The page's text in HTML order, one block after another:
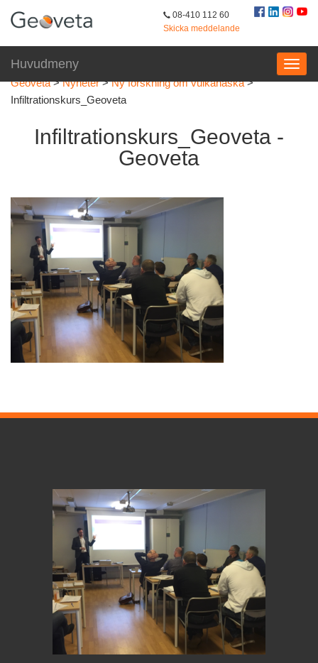
08-410 112 60
Skicka meddelande
Huvudmeny
Geoveta>Nyheter>Ny forskning om vulkanaska>
Infiltrationskurs_Geoveta
Infiltrationskurs_Geoveta -
Geoveta